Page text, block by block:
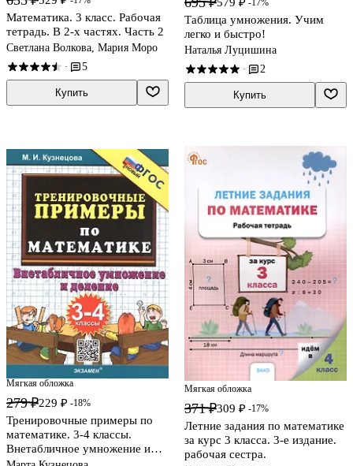
Математика. 3 класс. Рабочая
тетрадь. В 2-х частях. Часть 2
Светлана Волкова, Мария Моро
· 5
Купить
Таблица умножения. Учим
легко и быстро!
Наталья Луцишина
· 2
Купить
Мягкая обложка
279 ₽229 ₽ -18%
Тренировочные примеры по
математике. 3-4 классы.
Внетабличное умножение и
деление. ФГОС Новый
Мягкая обложка
371 ₽309 ₽ -17%
Летние задания по математике
за курс 3 класса. 3-е издание.
рабочая сестра.